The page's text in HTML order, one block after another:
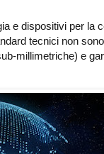
e dispositivi per la
tecnici non
millimetriche) e